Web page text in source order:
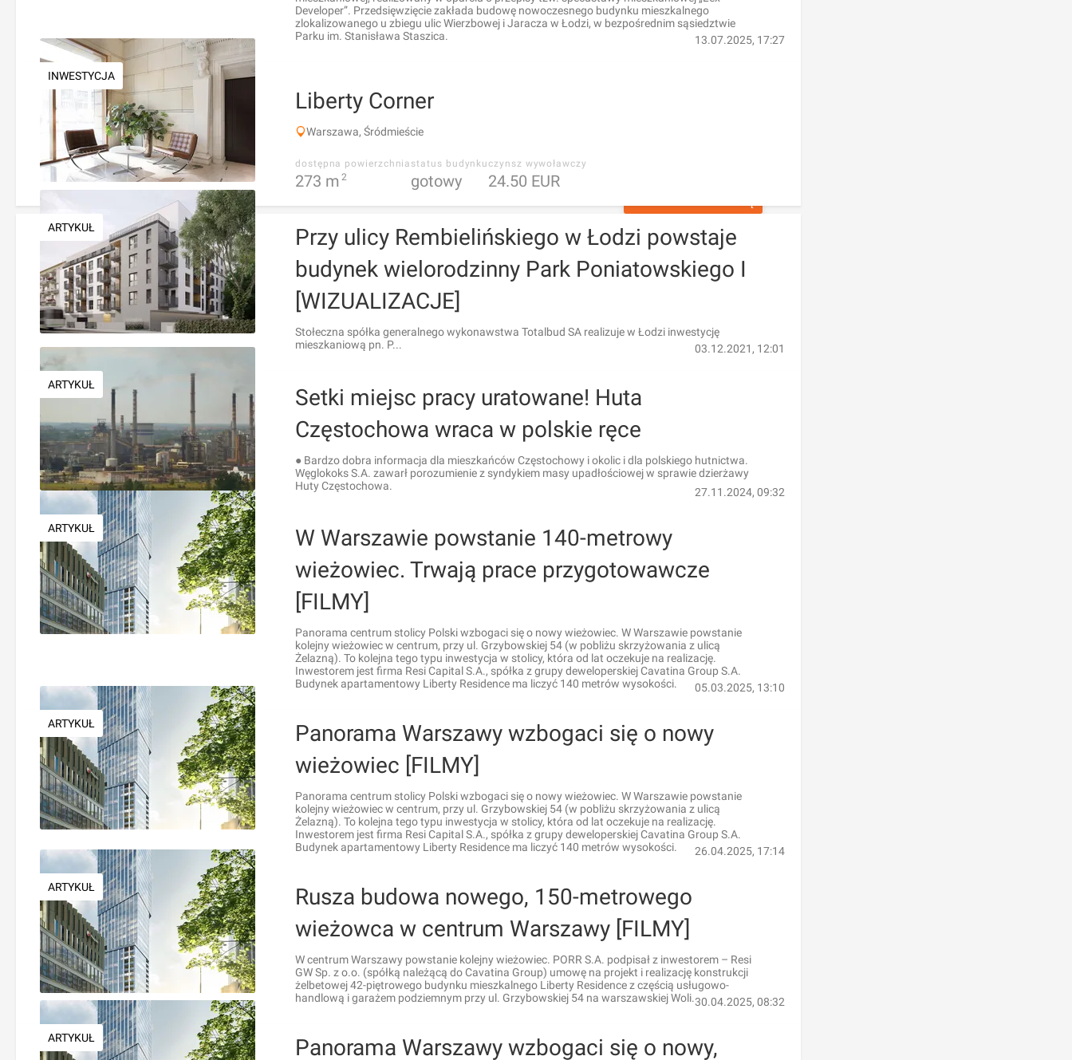
Developer”. Przedsięwzięcie zakłada budowę nowoczesnego budynku mieszkalnego
zlokalizowanego u zbiegu ulic Wierzbowej i Jaracza w Łodzi, w bezpośrednim sąsiedztwie
Parku im. Stanisława Staszica.
13.07.2025, 17:27
INWESTYCJA
Liberty Corner
Warszawa, Śródmieście
dostępna powierzchnia
273 m 2
status budynku
gotowy
czynsz wywoławczy
24.50 EUR
ARTYKUŁ
Przy ulicy Rembielińskiego w Łodzi powstaje
budynek wielorodzinny Park Poniatowskiego I
[WIZUALIZACJE]
Stołeczna spółka generalnego wykonawstwa Totalbud SA realizuje w Łodzi inwestycję
mieszkaniową pn. P...
03.12.2021, 12:01
ARTYKUŁ
Setki miejsc pracy uratowane! Huta
Częstochowa wraca w polskie ręce
● Bardzo dobra informacja dla mieszkańców Częstochowy i okolic i dla polskiego hutnictwa.
Węglokoks S.A. zawarł porozumienie z syndykiem masy upadłościowej w sprawie dzierżawy
Huty Częstochowa.
27.11.2024, 09:32
ARTYKUŁ
W Warszawie powstanie 140-metrowy
wieżowiec. Trwają prace przygotowawcze
[FILMY]
Panorama centrum stolicy Polski wzbogaci się o nowy wieżowiec. W Warszawie powstanie
kolejny wieżowiec w centrum, przy ul. Grzybowskiej 54 (w pobliżu skrzyżowania z ulicą
Żelazną). To kolejna tego typu inwestycja w stolicy, która od lat oczekuje na realizację.
Inwestorem jest firma Resi Capital S.A., spółka z grupy deweloperskiej Cavatina Group S.A.
Budynek apartamentowy Liberty Residence ma liczyć 140 metrów wysokości.
05.03.2025, 13:10
ARTYKUŁ
Panorama Warszawy wzbogaci się o nowy
wieżowiec [FILMY]
Panorama centrum stolicy Polski wzbogaci się o nowy wieżowiec. W Warszawie powstanie
kolejny wieżowiec w centrum, przy ul. Grzybowskiej 54 (w pobliżu skrzyżowania z ulicą
Żelazną). To kolejna tego typu inwestycja w stolicy, która od lat oczekuje na realizację.
Inwestorem jest firma Resi Capital S.A., spółka z grupy deweloperskiej Cavatina Group S.A.
Budynek apartamentowy Liberty Residence ma liczyć 140 metrów wysokości.
26.04.2025, 17:14
ARTYKUŁ
Rusza budowa nowego, 150-metrowego
wieżowca w centrum Warszawy [FILMY]
W centrum Warszawy powstanie kolejny wieżowiec. PORR S.A. podpisał z inwestorem – Resi
GW Sp. z o.o. (spółką należącą do Cavatina Group) umowę na projekt i realizację konstrukcji
żelbetowej 42-piętrowego budynku mieszkalnego Liberty Residence z częścią usługowo-
handlową i garażem podziemnym przy ul. Grzybowskiej 54 na warszawskiej Woli.30.04.2025, 08:32
ARTYKUŁ
Panorama Warszawy wzbogaci się o nowy,